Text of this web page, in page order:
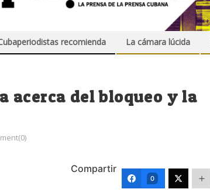
recomienda La cámara lúcida
acerca del bloqueo y la
Compartir
0